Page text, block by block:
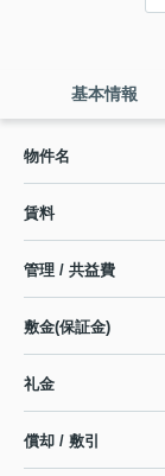
基本情報
物件名
賃料
管理 / 共益費
敷金(保証金)
礼金
償却 / 敷引